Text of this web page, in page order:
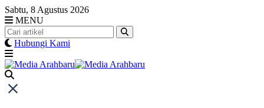
Skip
to
content
Sabtu, 8 Agustus 2026
MENU
Hubungi Kami